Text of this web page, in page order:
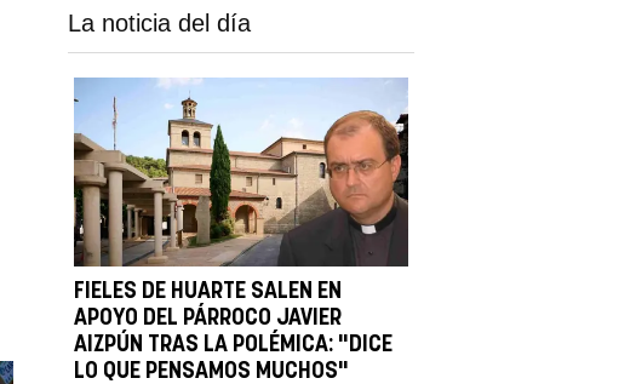
La noticia del día
FIELES DE HUARTE SALEN EN
APOYO DEL PÁRROCO JAVIER
AIZPÚN TRAS LA POLÉMICA: "DICE
LO QUE PENSAMOS MUCHOS"